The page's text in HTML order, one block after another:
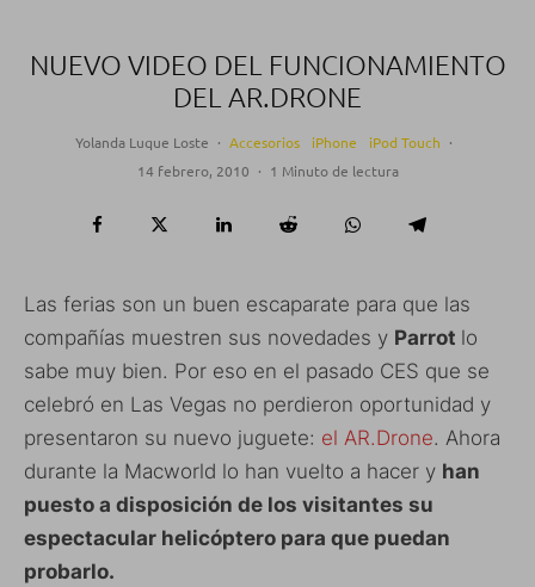
NUEVO VIDEO DEL FUNCIONAMIENTO
DEL AR.DRONE
Yolanda Luque Loste · Accesorios iPhone iPod Touch ·
14 febrero, 2010 · 1 Minuto de lectura
Las ferias son un buen escaparate para que las
compañías muestren sus novedades y Parrot lo
sabe muy bien. Por eso en el pasado CES que se
celebró en Las Vegas no perdieron oportunidad y
presentaron su nuevo juguete: el AR.Drone. Ahora
durante la Macworld lo han vuelto a hacer y han
puesto a disposición de los visitantes su
espectacular helicóptero para que puedan
probarlo.